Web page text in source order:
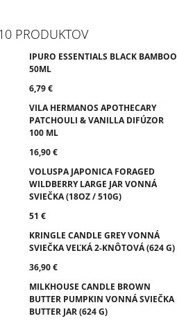
PRODUKTOV
IPURO ESSENTIALS BLACK BAMBOO
50ML
6,79 €
VILA HERMANOS APOTHECARY
PATCHOULI & VANILLA DIFÚZOR
100 ML
16,90 €
VOLUSPA JAPONICA FORAGED
WILDBERRY LARGE JAR VONNÁ
SVIEČKA (18OZ / 510G)
51 €
KRINGLE CANDLE GREY VONNÁ
SVIEČKA VEĽKÁ 2-KNÔTOVÁ (624 G)
36,90 €
MILKHOUSE CANDLE BROWN
BUTTER PUMPKIN VONNÁ SVIEČKA
BUTTER JAR (624 G)